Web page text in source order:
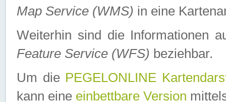
Map Service (WMS) in eine
Weiterhin sind die Informationen
Feature Service (WFS) beziehbar.
Um die PEGELONLINE
kann eine einbettbare Version